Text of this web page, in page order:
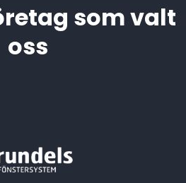
som valt
oss